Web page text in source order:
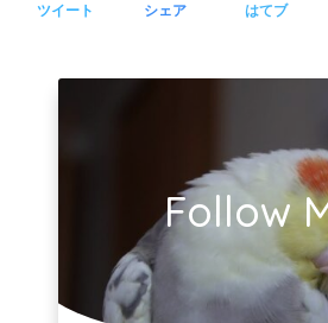
ツイート シェア はてブ
Follow